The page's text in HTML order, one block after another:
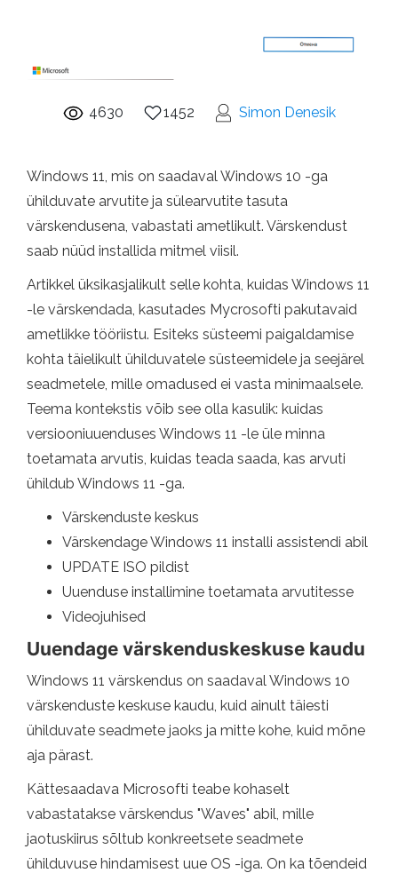
4630 1452 Simon Denesik
Windows 11, mis on saadaval Windows 10 -ga
ühilduvate arvutite ja sülearvutite tasuta
värskendusena, vabastati ametlikult. Värskendust
saab nüüd installida mitmel viisil.
Artikkel üksikasjalikult selle kohta, kuidas Windows 11
-le värskendada, kasutades Mycrosofti pakutavaid
ametlikke tööriistu. Esiteks süsteemi paigaldamise
kohta täielikult ühilduvatele süsteemidele ja seejärel
seadmetele, mille omadused ei vasta minimaalsele.
Teema kontekstis võib see olla kasulik: kuidas
versiooniuuenduses Windows 11 -le üle minna
toetamata arvutis, kuidas teada saada, kas arvuti
ühildub Windows 11 -ga.
Värskenduste keskus
Värskendage Windows 11 installi assistendi abil
UPDATE ISO pildist
Uuenduse installimine toetamata arvutitesse
Videojuhised
Uuendage värskenduskeskuse kaudu
Windows 11 värskendus on saadaval Windows 10
värskenduste keskuse kaudu, kuid ainult täiesti
ühilduvate seadmete jaoks ja mitte kohe, kuid mõne
aja pärast.
Kättesaadava Microsofti teabe kohaselt
vabastatakse värskendus "Waves" abil, mille
jaotuskiirus sõltub konkreetsete seadmete
ühilduvuse hindamisest uue OS -iga. On ka tõendeid